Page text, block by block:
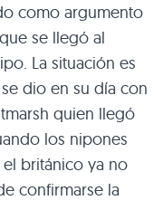
como argumento
se llegó al
La situación es
dio en su día con
quien llegó
los nipones
el británico ya no
confirmarse la